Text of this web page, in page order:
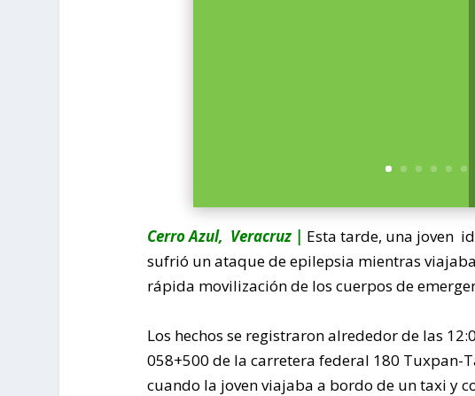
Cerro Azul, Veracruz | Esta tarde, una joven
sufrió un ataque de epilepsia mientras
rápida movilización de los cuerpos de
Los hechos se registraron alrededor de las
058+500 de la carretera federal 180 Tuxpan-
cuando la joven viajaba a bordo de un taxi y